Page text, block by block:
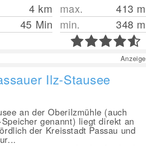
4 km
45 Min
max. 413 m
min.
348 m
Anzeige
Ilz-Stausee
an der Oberilzmühle (auch
genannt) liegt direkt an
der Kreisstadt Passau und